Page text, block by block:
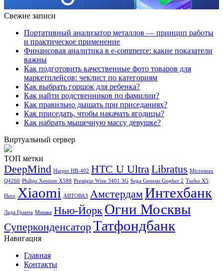
Свежие записи
Портативный анализатор металлов — принцип работы
и практическое применение
Финансовая аналитика в e-commerce: какие показатели
важны
Как подготовить качественные фото товаров для
маркетплейсов: чеклист по категориям
Как выбрать горшок для ребенка?
Как найти родственников по фамилии?
Как правильно дышать при приседаниях?
Как приседать, чтобы накачать ягодицы?
Как набрать мышечную массу девушке?
Виртуальный сервер
ТОП метки
DeepMind Harper HB-402 HTC U UltraLibratus Micromax
Q4260 Philips Xenium X588 Prestigio Wize 3401 3G Sega Genesis Gopher 2 Turbo X5
Hero Xiaomi АВТОВАЗ АмстердамИнтехбанк
Лада Гранта Мишка Нью-Йорк Огни Москвы
СуперконденсаторТатфондбанк
Навигация
Главная
Контакты